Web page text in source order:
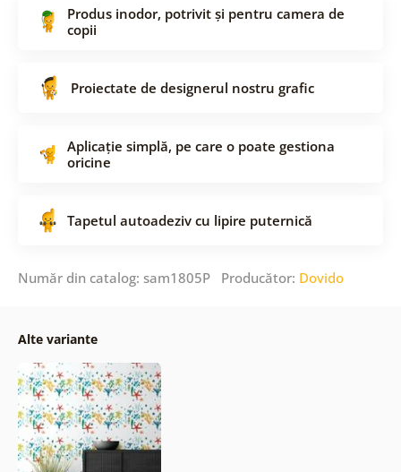
Produs inodor, potrivit și pentru camera de
copii
Proiectate de designerul nostru grafic
Aplicație simplă, pe care o poate gestiona
oricine
Tapetul autoadeziv cu lipire puternică
Număr din catalog: sam1805P Producător: Dovido
Alte variante